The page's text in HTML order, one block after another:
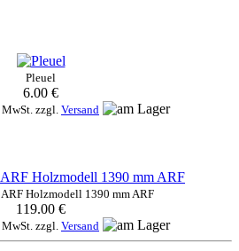
Pleuel
6.00 €
zzgl. Versand
Holzmodell 1390 mm ARF
119.00 €
zzgl. Versand